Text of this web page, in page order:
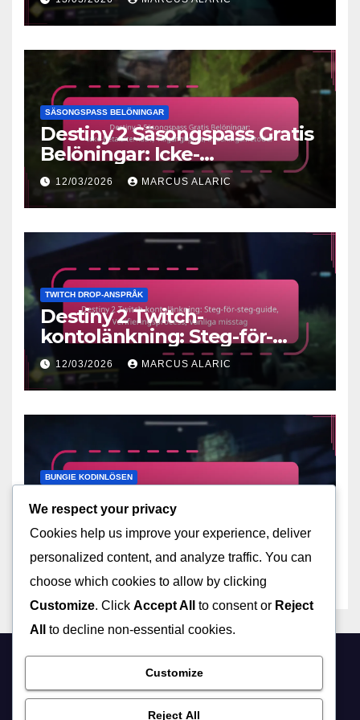
Hålla sig uppdaterad, Tips
från gemenskapen
SÄSONGSPASS BELÖNINGAR
Destiny 2 Säsongspass Gratis
Belöningar: Icke-
betalalternativ,
Tillgänglighet,
Inlösningsmetoder
12/03/2026 MARCUS ALARIC
TWITCH DROP-ANSPRÅK
Destiny 2 Twitch-
kontolänkning: Steg-för-
steg-guide,
Verifieringsprocess, Vanliga
misstag
12/03/2026 MARCUS ALARIC
BUNGIE KODINLÖSEN
Destiny 2 Kodinlösenfel:
Felsökning av problem,
Vanliga misstag,
Stödresurser
cssgn.org
We respect your privacy
Cookies help us improve your experience, deliver
personalized content, and analyze traffic. You can
choose which cookies to allow by clicking
Customize. Click Accept All to consent or Reject
All
to decline non-essential cookies.
Customize
Reject All